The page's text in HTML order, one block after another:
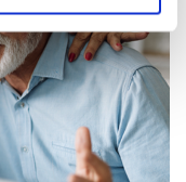
scanning it for
data is processed
section
experience,